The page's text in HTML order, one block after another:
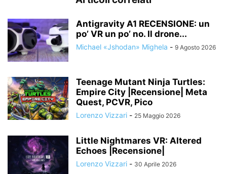
Antigravity A1 RECENSIONE: un
po’ VR un po’ no. Il drone...
Michael «Jshodan» Mighela - 9 Agosto 2026
Teenage Mutant Ninja Turtles:
Empire City |Recensione| Meta
Quest, PCVR, Pico
Lorenzo Vizzari - 25 Maggio 2026
Little Nightmares VR: Altered
Echoes |Recensione|
Lorenzo Vizzari - 30 Aprile 2026